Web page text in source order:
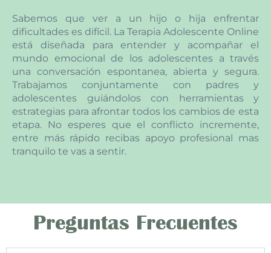
Sabemos que ver a un hijo o hija enfrentar
dificultades es difícil. La Terapia Adolescente Online
está diseñada para entender y acompañar el
mundo emocional de los adolescentes a través
una conversación espontanea, abierta y segura.
Trabajamos conjuntamente con padres y
adolescentes guiándolos con herramientas y
estrategias para afrontar todos los cambios de esta
etapa. No esperes que el conflicto incremente,
entre más rápido recibas apoyo profesional mas
tranquilo te vas a sentir.
Preguntas Frecuentes